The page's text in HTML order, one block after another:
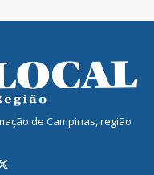
de Campinas, região